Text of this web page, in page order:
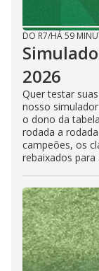
DO R7/HÁ 59
2026
Quer testar
nosso
o dono da
rodada a
campeões, os
rebaixados para